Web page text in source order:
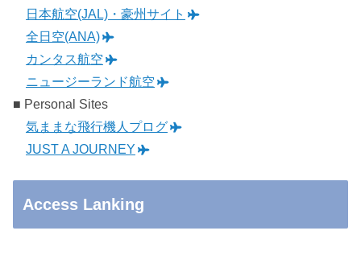
日本航空(JAL)・豪州サイト
全日空(ANA)
カンタス航空
ニュージーランド航空
■ Personal Sites
気ままな飛行機人プログ
JUST A JOURNEY
Access Lanking